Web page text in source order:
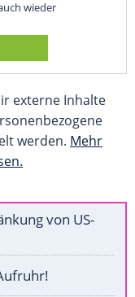
wieder
externe Inhalte
werden. Mehr
von US-